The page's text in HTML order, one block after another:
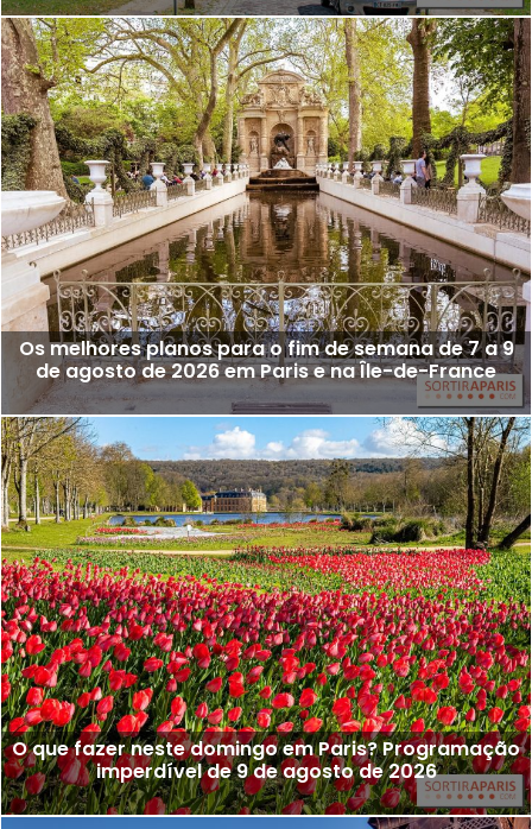
Os melhores planos para o fim de semana de 7 a 9
de agosto de 2026 em Paris e na Île-de-France
O que fazer neste domingo em Paris? Programação
imperdível de 9 de agosto de 2026